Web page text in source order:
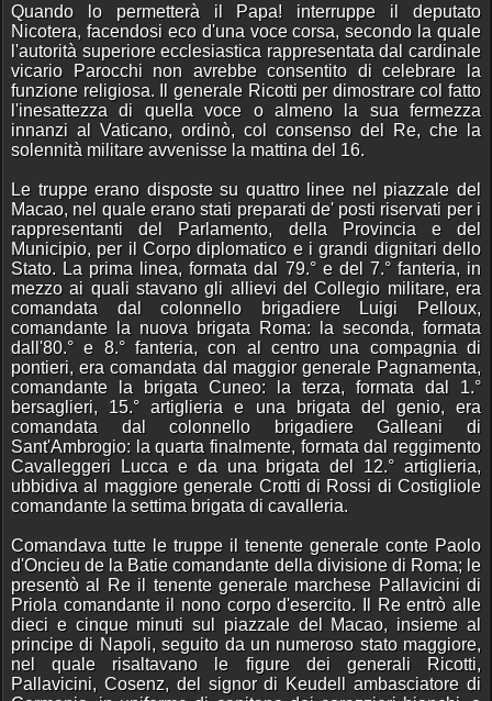
Quando lo permetterà il Papa! interruppe il deputato
Nicotera, facendosi eco d'una voce corsa, secondo la quale
l'autorità superiore ecclesiastica rappresentata dal cardinale
vicario Parocchi non avrebbe consentito di celebrare la
funzione religiosa. Il generale Ricotti per dimostrare col fatto
l'inesattezza di quella voce o almeno la sua fermezza
innanzi al Vaticano, ordinò, col consenso del Re, che la
solennità militare avvenisse la mattina del 16.
Le truppe erano disposte su quattro linee nel piazzale del
Macao, nel quale erano stati preparati de' posti riservati per i
rappresentanti del Parlamento, della Provincia e del
Municipio, per il Corpo diplomatico e i grandi dignitari dello
Stato. La prima linea, formata dal 79.° e del 7.° fanteria, in
mezzo ai quali stavano gli allievi del Collegio militare, era
comandata dal colonnello brigadiere Luigi Pelloux,
comandante la nuova brigata Roma: la seconda, formata
dall'80.° e 8.° fanteria, con al centro una compagnia di
pontieri, era comandata dal maggior generale Pagnamenta,
comandante la brigata Cuneo: la terza, formata dal 1.°
bersaglieri, 15.° artiglieria e una brigata del genio, era
comandata dal colonnello brigadiere Galleani di
Sant'Ambrogio: la quarta finalmente, formata dal reggimento
Cavalleggeri Lucca e da una brigata del 12.° artiglieria,
ubbidiva al maggiore generale Crotti di Rossi di Costigliole
comandante la settima brigata di cavalleria.
Comandava tutte le truppe il tenente generale conte Paolo
d'Oncieu de la Batie comandante della divisione di Roma; le
presentò al Re il tenente generale marchese Pallavicini di
Priola comandante il nono corpo d'esercito. Il Re entrò alle
dieci e cinque minuti sul piazzale del Macao, insieme al
principe di Napoli, seguito da un numeroso stato maggiore,
nel quale risaltavano le figure dei generali Ricotti,
Pallavicini, Cosenz, del signor di Keudell ambasciatore di